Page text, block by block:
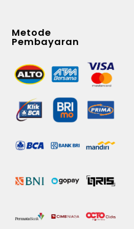
Metode
Pembayaran